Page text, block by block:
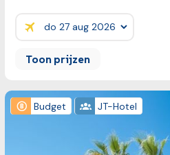
Prijzen:
Toon prijzen
Budget JT-Hotel
Bekijk reis